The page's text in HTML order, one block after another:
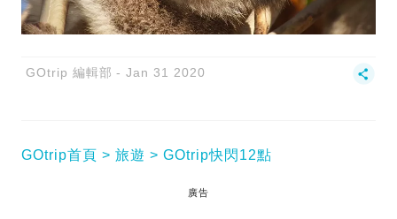
GOtrip 編輯部 Jan 31 2020
GOtrip首頁 旅遊 GOtrip快閃12點
廣告